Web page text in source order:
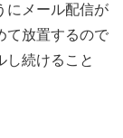
にメール配信が
て放置するので
し続けること